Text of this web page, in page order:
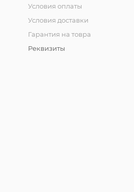
Условия оплаты
Условия доставки
Гарантия на товра
Реквизиты